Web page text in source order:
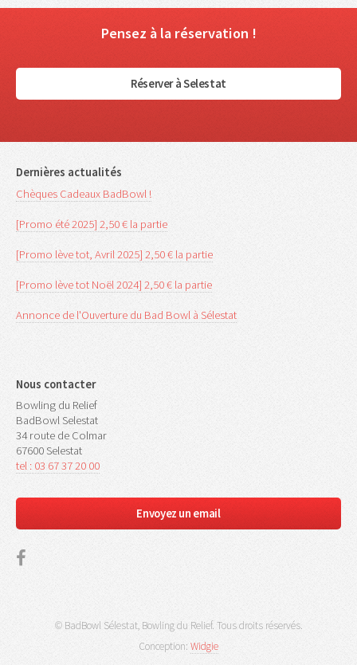
Pensez à la réservation !
Réserver à Selestat
Dernières actualités
Chèques Cadeaux BadBowl !
[Promo été 2025] 2,50 € la partie
[Promo lève tot, Avril 2025] 2,50 € la partie
[Promo lève tot Noël 2024] 2,50 € la partie
Annonce de l'Ouverture du Bad Bowl à Sélestat
Nous contacter
Bowling du Relief
BadBowl Selestat
34 route de Colmar
67600 Selestat
tel : 03 67 37 20 00
Envoyez un email
© BadBowl Sélestat, Bowling du Relief. Tous droits réservés.
Conception: Widgie